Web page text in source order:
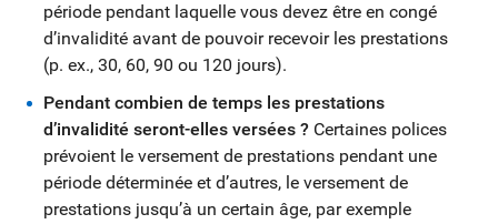
période pendant laquelle vous devez être en congé
d’invalidité avant de pouvoir recevoir les prestations
(p. ex., 30, 60, 90 ou 120 jours).
Pendant combien de temps les prestations
d’invalidité seront-elles versées ? Certaines polices
prévoient le versement de prestations pendant une
période déterminée et d’autres, le versement de
prestations jusqu’à un certain âge, par exemple